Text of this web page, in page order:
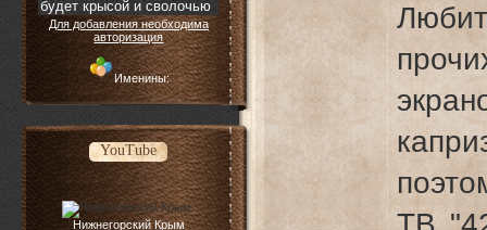
Для добавления необходима
авторизация
Именины:
YouTube
Нижнегорский Крым